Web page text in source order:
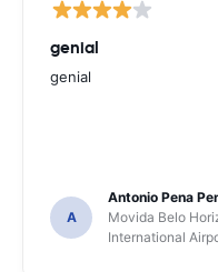
genial
genial
A
Antonio Pena
Movida Belo
International